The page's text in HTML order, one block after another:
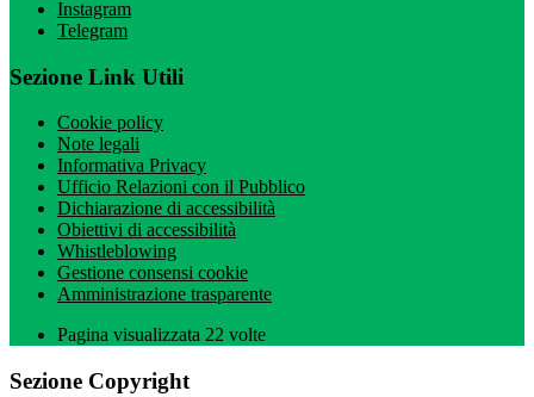
Instagram
Telegram
Sezione Link Utili
Cookie policy
Note legali
Informativa Privacy
Ufficio Relazioni con il Pubblico
Dichiarazione di accessibilità
Obiettivi di accessibilità
Whistleblowing
Gestione consensi cookie
Amministrazione trasparente
Pagina visualizzata 22 volte
Sezione Copyright